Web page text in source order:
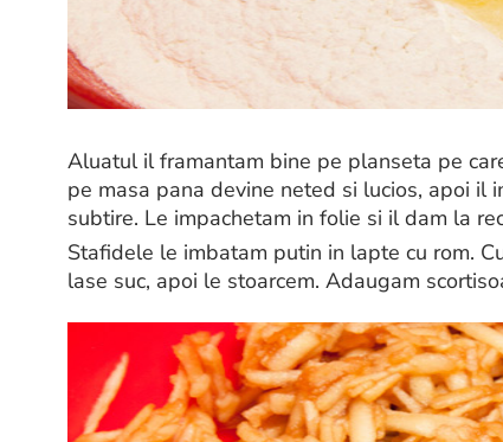
Aluatul il framantam bine pe planseta pe
pe masa pana devine neted si lucios, apoi il
subtire. Le impachetam in folie si il dam la
Stafidele le imbatam putin in lapte cu rom.
lase suc, apoi le stoarcem. Adaugam